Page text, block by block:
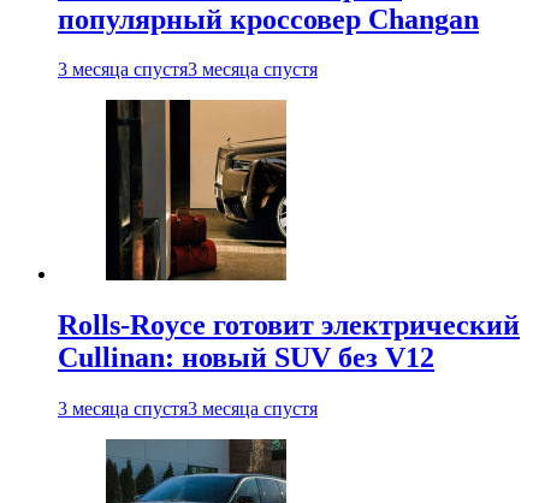
популярный кроссовер Changan
3 месяца спустя3 месяца спустя
Rolls-Royce готовит электрический
Cullinan: новый SUV без V12
3 месяца спустя3 месяца спустя